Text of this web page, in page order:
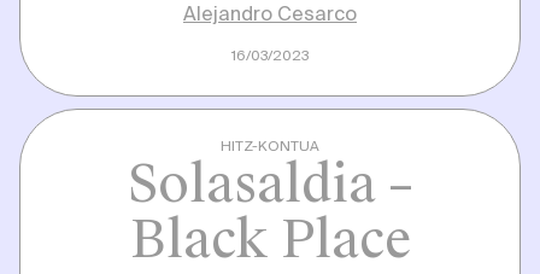
Alejandro Cesarco
16/03/2023
HITZ-KONTUA
Solasaldia –
Black Place